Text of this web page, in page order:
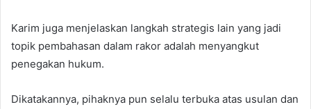
Karim juga menjelaskan langkah strategis lain yang jadi
topik pembahasan dalam rakor adalah menyangkut
penegakan hukum.
Dikatakannya, pihaknya pun selalu terbuka atas usulan dan